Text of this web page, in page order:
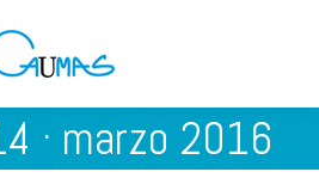
· marzo 2016